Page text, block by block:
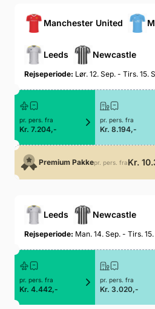
Manchester United
Leeds Newcastle
Rejseperiode: Lør. 12. Sep. - Tirs. 15.
pr. pers. fra
Kr. 7.204,-
pr. pers. fra
Kr. 8.194,-
Premium Pakkepr. pers. fraKr.
Leeds Newcastle
Rejseperiode: Man. 14. Sep. - Tirs.
pr. pers. fra
Kr. 4.442,-
pr. pers. fra
Kr. 3.020,-